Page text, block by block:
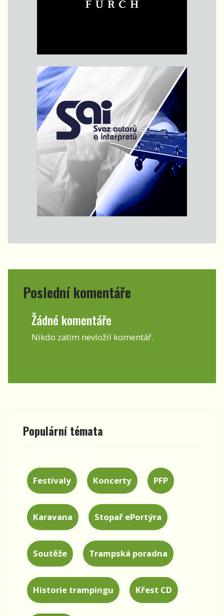
Poslední komentáře
Žádné komentáře
Nikdo zatím nevložil komentář.
Populární témata
Festivaly Koncerty PFP
Karavana Stopař ePortýra
Soutěže Trampská poradna
Historie trampingu Křest CD